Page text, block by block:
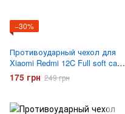
−30%
Противоударный чехол для
Xiaomi Redmi 12C Full soft case
Малиновый
175 грн 249 грн